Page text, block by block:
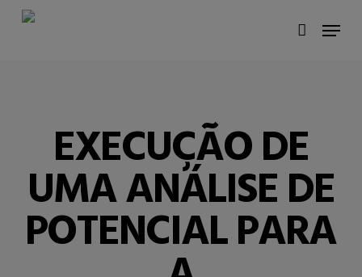
Skip
account
Menu
EXECUÇÃO DE
UMA ANÁLISE DE
POTENCIAL PARA